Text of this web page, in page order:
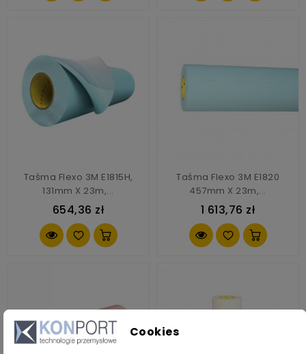
Taśma Flexo 3M E1815H,
131mm X 23m,...
654,36 zł
Taśma Flexo 3M E1820
457mm X 23m,...
1 613,76 zł
Cookies